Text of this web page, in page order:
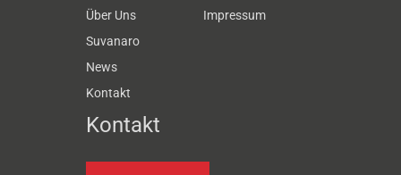
Über Uns
Suvanaro
News
Kontakt
Impressum
Kontakt